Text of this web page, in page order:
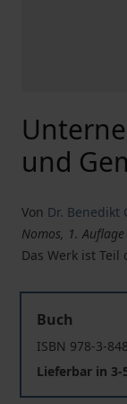
und
Von Dr. Benedikt
Nomos, 1.
Das Werk ist Teil
Buch
ISBN 978-3-
Lieferbar in